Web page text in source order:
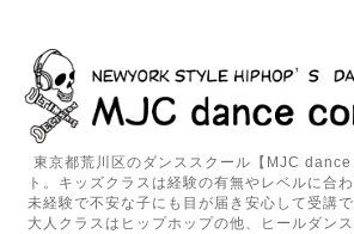
東京都荒川区のダンススクール【MJC
ト。キッズクラスは経験の有無やレベルに合
未経験で不安な子にも目が届き安心して受講で
大人クラスはヒップホップの他、ヒールダン